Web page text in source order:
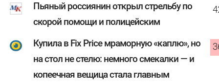
Пьяный россиянин открыл стрельбу по
скорой помощи и полицейским
Купила в Fix Price мраморную «каплю», но
на стол не стелю: немного смекалки — и
копеечная вещица стала главным